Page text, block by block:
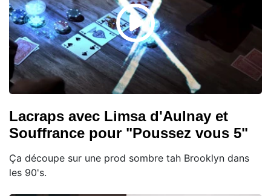
Lacraps avec Limsa d'Aulnay et
Souffrance pour "Poussez vous 5"
Ça découpe sur une prod sombre tah Brooklyn dans
les 90's.